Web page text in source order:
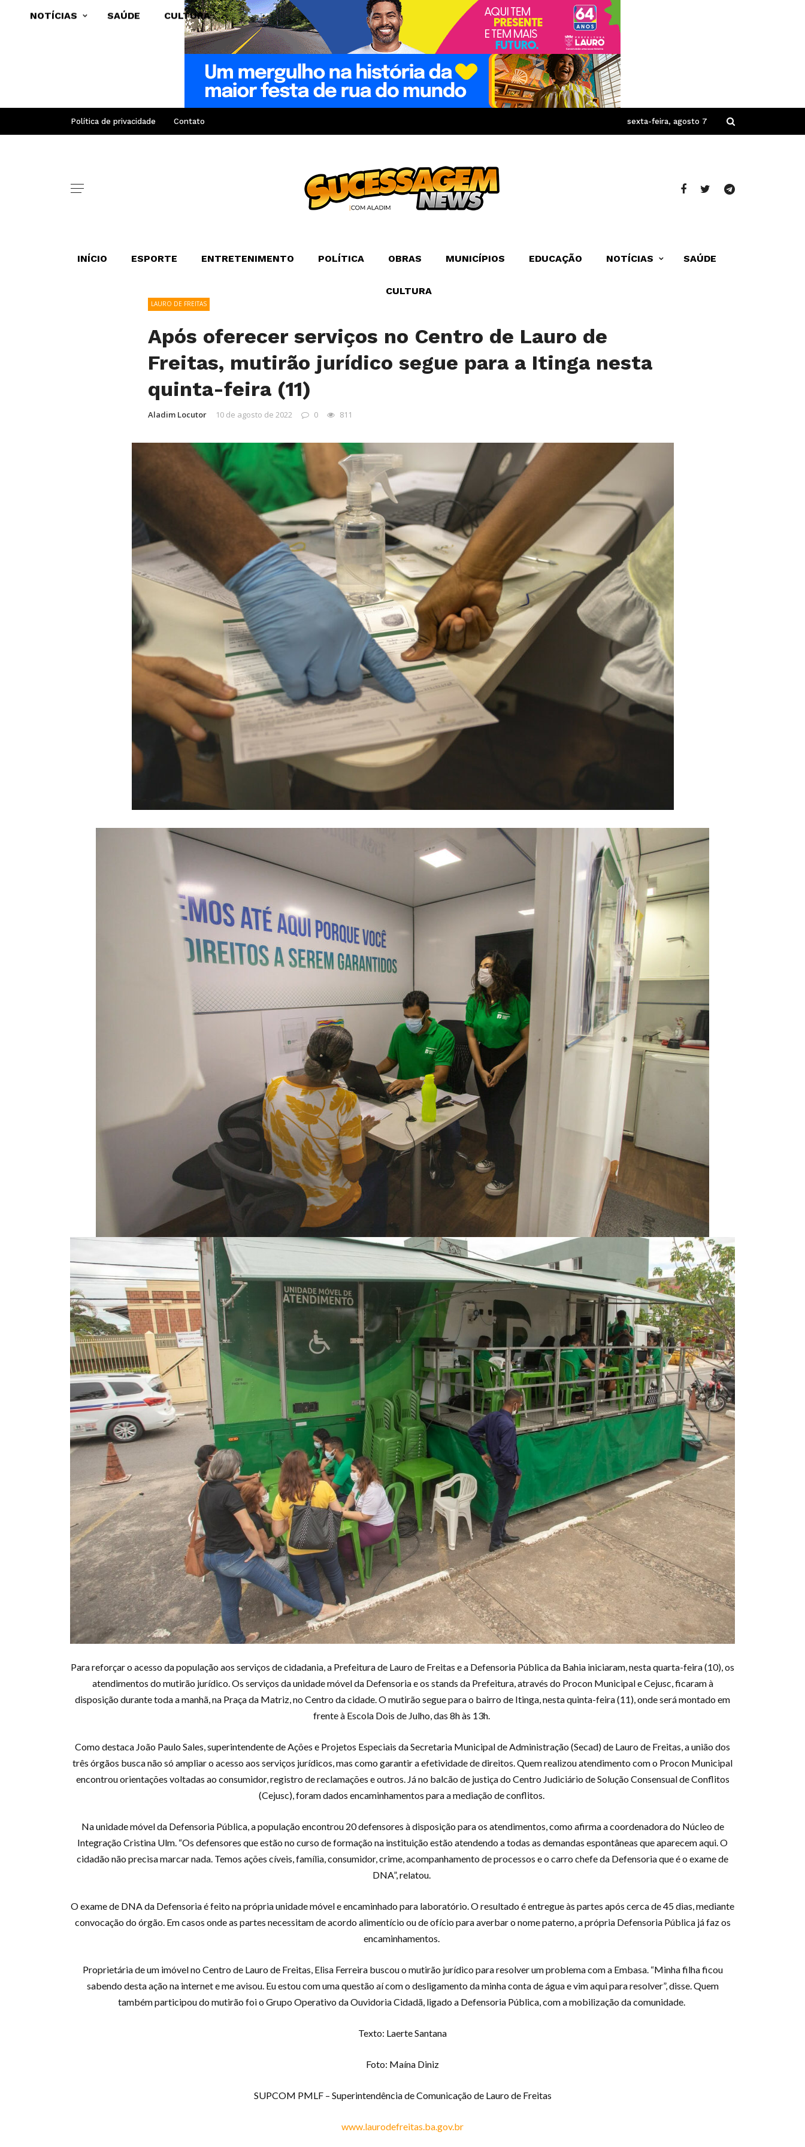
Política de privacidade Contato sexta-feira, agosto 7
INÍCIO ESPORTE ENTRETENIMENTO POLÍTICA OBRAS MUNICÍPIOS EDUCAÇÃO NOTÍCIAS SAÚDE
CULTURA
NOTÍCIAS SAÚDE CULTURA
LAURO DE FREITAS
Após oferecer serviços no Centro de Lauro de
Freitas, mutirão jurídico segue para a Itinga nesta
quinta-feira (11)
Aladim Locutor 10 de agosto de 2022 0 811
Para reforçar o acesso da população aos serviços de cidadania, a Prefeitura de Lauro de Freitas e a Defensoria Pública da Bahia iniciaram, nesta quarta-feira (10), os
atendimentos do mutirão jurídico. Os serviços da unidade móvel da Defensoria e os stands da Prefeitura, através do Procon Municipal e Cejusc, ficaram à
disposição durante toda a manhã, na Praça da Matriz, no Centro da cidade. O mutirão segue para o bairro de Itinga, nesta quinta-feira (11), onde será montado em
frente à Escola Dois de Julho, das 8h às 13h.
Como destaca João Paulo Sales, superintendente de Ações e Projetos Especiais da Secretaria Municipal de Administração (Secad) de Lauro de Freitas, a união dos
três órgãos busca não só ampliar o acesso aos serviços jurídicos, mas como garantir a efetividade de direitos. Quem realizou atendimento com o Procon Municipal
encontrou orientações voltadas ao consumidor, registro de reclamações e outros. Já no balcão de justiça do Centro Judiciário de Solução Consensual de Conflitos
(Cejusc), foram dados encaminhamentos para a mediação de conflitos.
Na unidade móvel da Defensoria Pública, a população encontrou 20 defensores à disposição para os atendimentos, como afirma a coordenadora do Núcleo de
Integração Cristina Ulm. “Os defensores que estão no curso de formação na instituição estão atendendo a todas as demandas espontâneas que aparecem aqui. O
cidadão não precisa marcar nada. Temos ações cíveis, família, consumidor, crime, acompanhamento de processos e o carro chefe da Defensoria que é o exame de
DNA”, relatou.
O exame de DNA da Defensoria é feito na própria unidade móvel e encaminhado para laboratório. O resultado é entregue às partes após cerca de 45 dias, mediante
convocação do órgão. Em casos onde as partes necessitam de acordo alimentício ou de ofício para averbar o nome paterno, a própria Defensoria Pública já faz os
encaminhamentos.
Proprietária de um imóvel no Centro de Lauro de Freitas, Elisa Ferreira buscou o mutirão jurídico para resolver um problema com a Embasa. “Minha filha ficou
sabendo desta ação na internet e me avisou. Eu estou com uma questão aí com o desligamento da minha conta de água e vim aqui para resolver”, disse. Quem
também participou do mutirão foi o Grupo Operativo da Ouvidoria Cidadã, ligado a Defensoria Pública, com a mobilização da comunidade.
Texto: Laerte Santana
Foto: Maína Diniz
SUPCOM PMLF – Superintendência de Comunicação de Lauro de Freitas
www.laurodefreitas.ba.gov.br